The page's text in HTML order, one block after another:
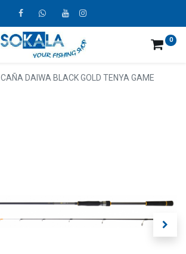
0
CAÑA DAIWA BLACK GOLD TENYA GAME